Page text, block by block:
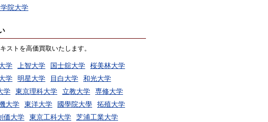
院大学
ストを高価買取いたします。
学 上智大学 国士舘大学
桜美林大学
学 明星大学 目白大学
和光大学
学 東京理科大学 立教大学
専修大学
大学 東洋大学 國學院大學
拓殖大学
価大学 東京工科大学
芝浦工業大学